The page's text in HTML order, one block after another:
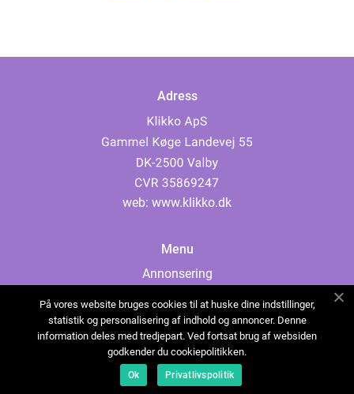
Adress
web: www.klikko.dk
Menu
Annonsering
Cookies
Kontakta oss
Sitemap
På vores website bruges cookies til at huske dine indstillinger,
statistik og personalisering af indhold og annoncer. Denne
information deles med tredjepart. Ved fortsat brug af websiden
godkender du cookiepolitikken.
Ok Privatlivspolitik